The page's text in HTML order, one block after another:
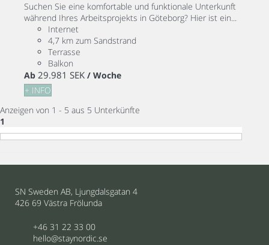
Suchen Sie eine komfortable und funktionale Unterkunft
während Ihres Arbeitsprojekts in Göteborg? Hier ist ein...
Internet
4,7 km zum Sandstrand
Terrasse
Balkon
Ab 29.981 SEK / Woche
+ INFO
Anzeigen von 1 - 5 aus 5 Unterkünfte
1
SN Sweden AB, Ljungdalsgatan 4
426 69 Västra Frölunda
+46 31 22 33 00
hello@staynordic.se